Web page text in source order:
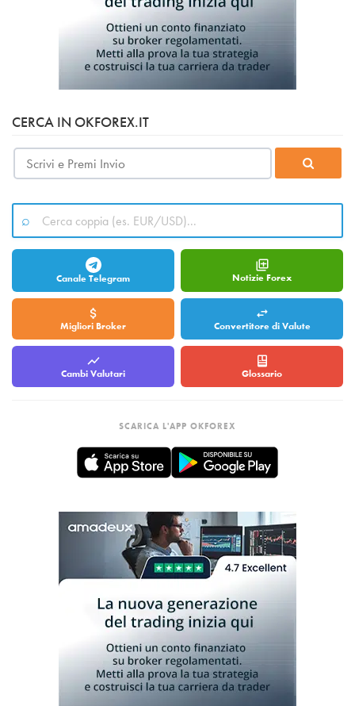
CERCA IN OKFOREX.IT
Canale Telegram Notizie Forex
Migliori Broker Convertitore di Valute
Cambi Valutari Glossario
SCARICA L'APP OKFOREX